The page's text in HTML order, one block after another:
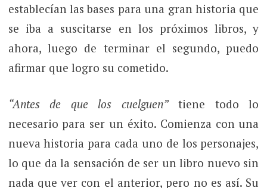
establecían las bases para una gran historia que
se iba a suscitarse en los próximos libros, y
ahora, luego de terminar el segundo, puedo
afirmar que logro su cometido.
“Antes de que los cuelguen”tiene todo lo
necesario para ser un éxito. Comienza con una
nueva historia para cada uno de los personajes,
lo que da la sensación de ser un libro nuevo sin
nada que ver con el anterior, pero no es así. Su